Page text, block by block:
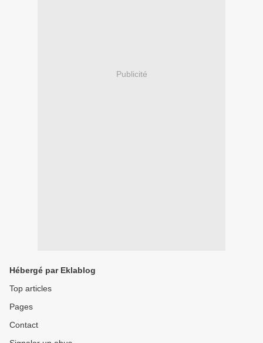
Publicité
Hébergé par Eklablog
Top articles
Pages
Contact